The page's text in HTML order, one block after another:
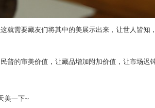
就需要藏友们将其中的美展示出来，让世人皆知
普的审美价值，让藏品增加附加价值，让市场迟
美一下~